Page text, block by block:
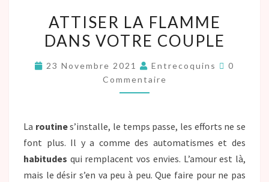
ATTISER LA FLAMME
DANS VOTRE COUPLE
23 Novembre 2021 Entrecoquins
0
Commentaire
La routines’installe, le temps passe, les efforts ne se
font plus. Il y a comme des automatismes et des
habitudes qui remplacent vos envies. L’amour est là,
mais le désir s’en va peu à peu. Que faire pour ne pas